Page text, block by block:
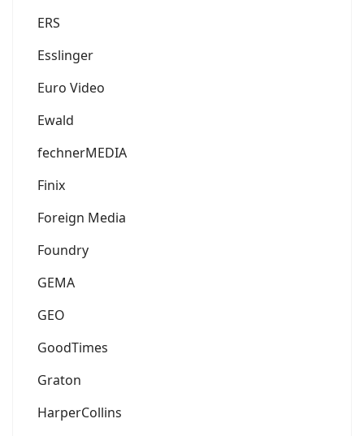
ERS
Esslinger
Euro Video
Ewald
fechnerMEDIA
Finix
Foreign Media
Foundry
GEMA
GEO
GoodTimes
Graton
HarperCollins